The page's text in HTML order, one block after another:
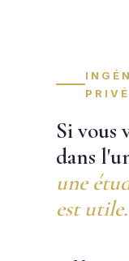
Si vous
dans
une
est utile.